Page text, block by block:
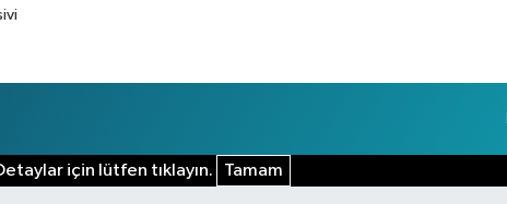
için lütfen tıklayın. Tamam